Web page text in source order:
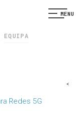
MENU
EQUIPA
Redes 5G
<